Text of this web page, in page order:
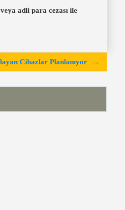
adli para cezası ile
Cihazlar Planlanıyor